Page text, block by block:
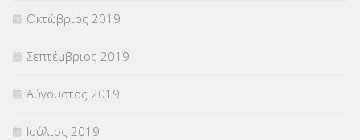
Οκτώβριος 2019
Σεπτέμβριος 2019
Αύγουστος 2019
Ιούλιος 2019